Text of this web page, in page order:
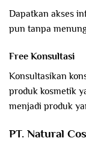
Dapatkan akses
pun tanpa
Free Konsultasi
Konsultasikan
produk kosmetik
menjadi produk
PT. Natural